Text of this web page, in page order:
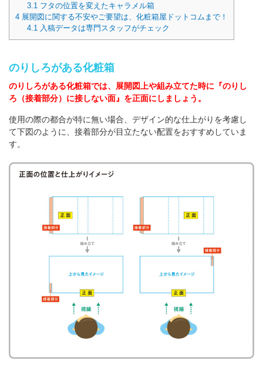
3.1 フタの位置を変えたキャラメル箱
4 展開図に関する不安やご要望は、化粧箱屋ドットコムまで！
4.1
入稿データは専門スタッフがチェック
のりしろがある化粧箱
のりしろがある化粧箱では、展開図上や組み立てた時に『のりし
ろ（接着部分）に接しない面』を正面にしましょう。
使用の際の都合が特に無い場合、デザイン的な仕上がりを考慮し
て下図のように、接着部分が目立たない配置をおすすめしていま
す。